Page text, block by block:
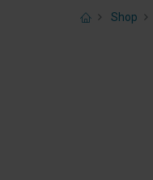
Shop